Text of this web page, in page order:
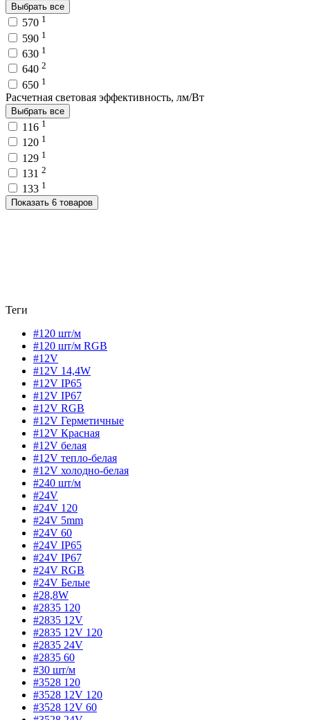
Выбрать все
570 1
590 1
630 1
640 2
650 1
Расчетная световая эффективность, лм/Вт
Выбрать все
116 1
120 1
129 1
131 2
133 1
Показать 6 товаров
Теги
#120 шт/м
#120 шт/м RGB
#12V
#12V 14,4W
#12V IP65
#12V IP67
#12V RGB
#12V Герметичные
#12V Красная
#12V белая
#12V тепло-белая
#12V холодно-белая
#240 шт/м
#24V
#24V 120
#24V 5mm
#24V 60
#24V IP65
#24V IP67
#24V RGB
#24V Белые
#28,8W
#2835 120
#2835 12V
#2835 12V 120
#2835 24V
#2835 60
#30 шт/м
#3528 120
#3528 12V 120
#3528 12V 60